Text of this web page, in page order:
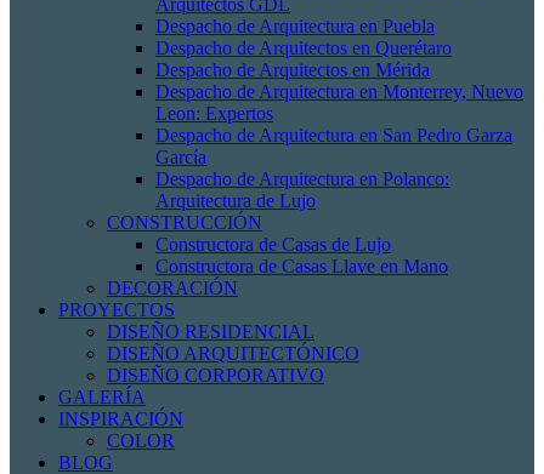
Arquitectos GDL
Despacho de Arquitectura en Puebla
Despacho de Arquitectos en Querétaro
Despacho de Arquitectos en Mérida
Despacho de Arquitectura en Monterrey, Nuevo
Leon: Expertos
Despacho de Arquitectura en San Pedro Garza
García
Despacho de Arquitectura en Polanco:
Arquitectura de Lujo
CONSTRUCCIÓN
Constructora de Casas de Lujo
Constructora de Casas Llave en Mano
DECORACIÓN
PROYECTOS
DISEÑO RESIDENCIAL
DISEÑO ARQUITECTÓNICO
DISEÑO CORPORATIVO
GALERÍA
INSPIRACIÓN
COLOR
BLOG